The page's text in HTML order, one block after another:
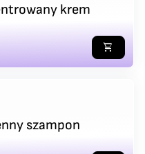
krem
shopping_cart
szampon